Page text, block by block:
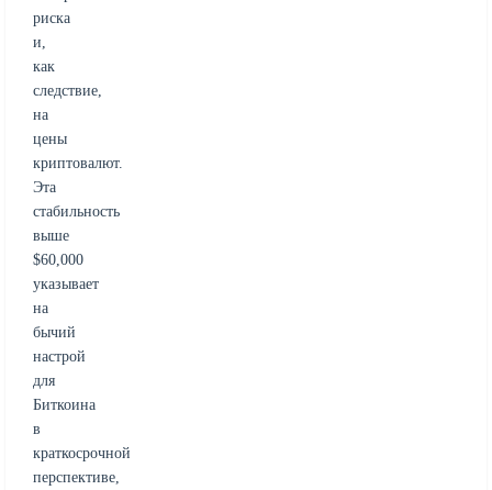
риска
и,
как
следствие,
на
цены
криптовалют.
Эта
стабильность
выше
$60,000
указывает
на
бычий
настрой
для
Биткоина
в
краткосрочной
перспективе,